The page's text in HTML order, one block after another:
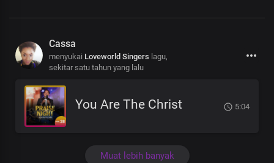
Cassa
menyukai Loveworld Singers lagu,
sekitar satu tahun yang lalu
You Are The Christ 5:04
Muat lebih banyak